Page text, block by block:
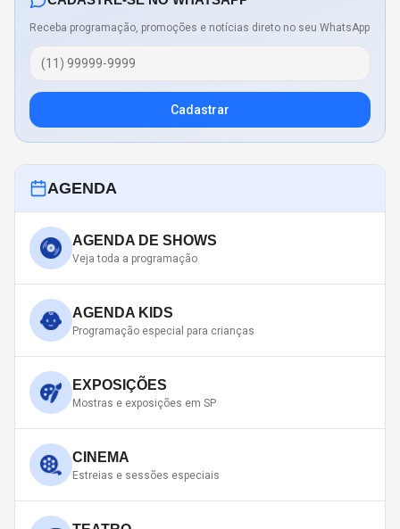
Receba programação, promoções e notícias direto no seu WhatsApp
Cadastrar
AGENDA
AGENDA DE SHOWS
Veja toda a programação
AGENDA KIDS
Programação especial para crianças
EXPOSIÇÕES
Mostras e exposições em SP
CINEMA
Estreias e sessões especiais